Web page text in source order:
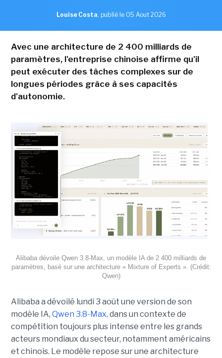
Louise Costa, publié le 05 Aout 2026
Avec une architecture de 2 400 milliards de
paramètres, l'entreprise chinoise affirme qu'il
peut exécuter des tâches complexes sur de
longues périodes grâce à ses capacités
d'autonomie.
Alibaba dévoile Qwen 3.8-Max, un modèle IA de 2 400 milliards de
paramètres, basé sur une architecture « Mixture of Experts ». (Crédit:
Qwen)
Alibaba a dévoilé lundi 3 août une version de son
modèle IA, Qwen 3.8-Max, dans un contexte de
compétition toujours plus intense entre les grands
acteurs mondiaux du secteur, notamment américains
et chinois. Le modèle repose sur une architecture